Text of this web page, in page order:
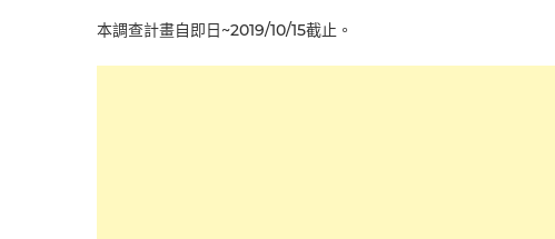
本調查計畫自即日~2019/10/15截止。